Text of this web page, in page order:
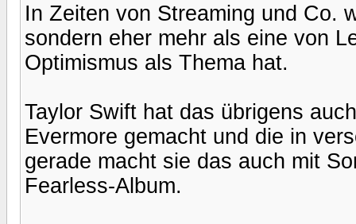
In Zeiten von Streaming und Co.
sondern eher mehr als eine von
Optimismus als Thema hat.
Taylor Swift hat das übrigens
Evermore gemacht und die in
gerade macht sie das auch mit
Fearless-Album.